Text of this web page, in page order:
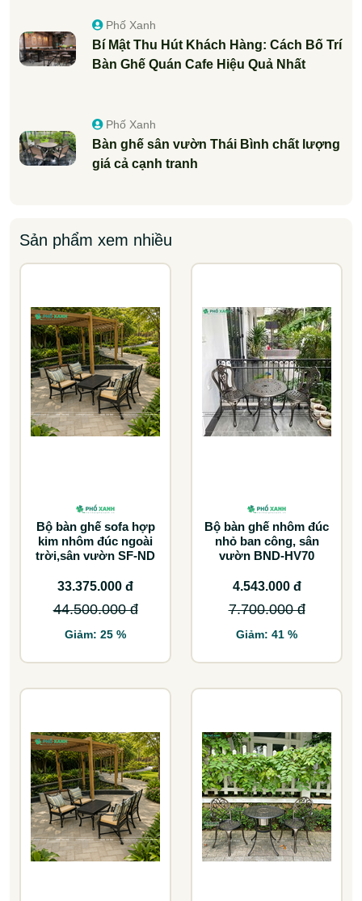
Phố Xanh
Bí Mật Thu Hút Khách Hàng: Cách Bố Trí
Bàn Ghế Quán Cafe Hiệu Quả Nhất
Phố Xanh
Bàn ghế sân vườn Thái Bình chất lượng
giá cả cạnh tranh
Sản phẩm xem nhiều
Bộ bàn ghế sofa hợp
kim nhôm đúc ngoài
trời,sân vườn SF-ND
33.375.000 đ
44.500.000 đ
Giảm: 25 %
Bộ bàn ghế nhôm đúc
nhỏ ban công, sân
vườn BND-HV70
4.543.000 đ
7.700.000 đ
Giảm: 41 %